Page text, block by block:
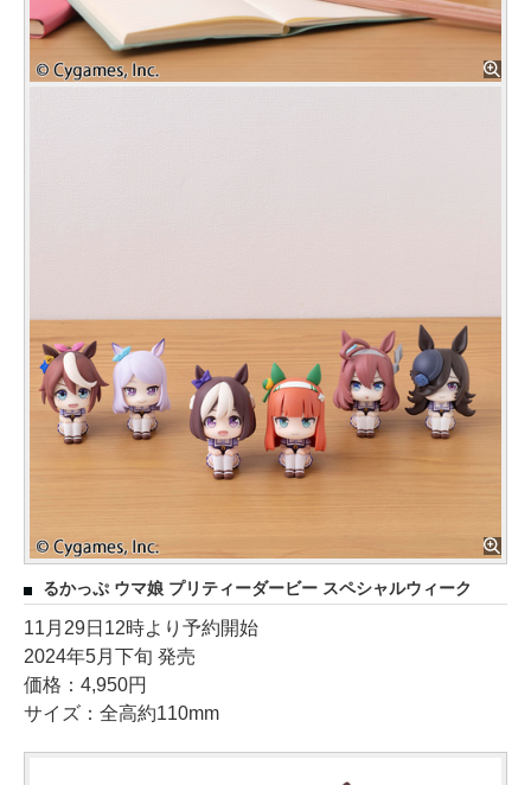
るかっぷ ウマ娘 プリティーダービー スペシャルウィーク
11月29日12時より予約開始
2024年5月下旬 発売
価格：4,950円
サイズ：全高約110mm